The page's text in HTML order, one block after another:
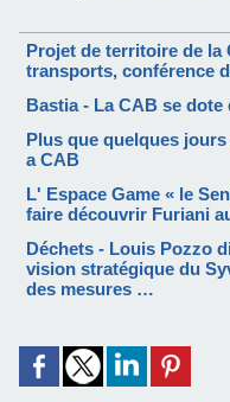
Projet de territoire de la
transports, conférence
Bastia - La CAB se dote
Plus que quelques
a CAB
L' Espace Game « le
faire découvrir Furiani
Déchets - Louis Pozzo
vision stratégique du
des mesures …